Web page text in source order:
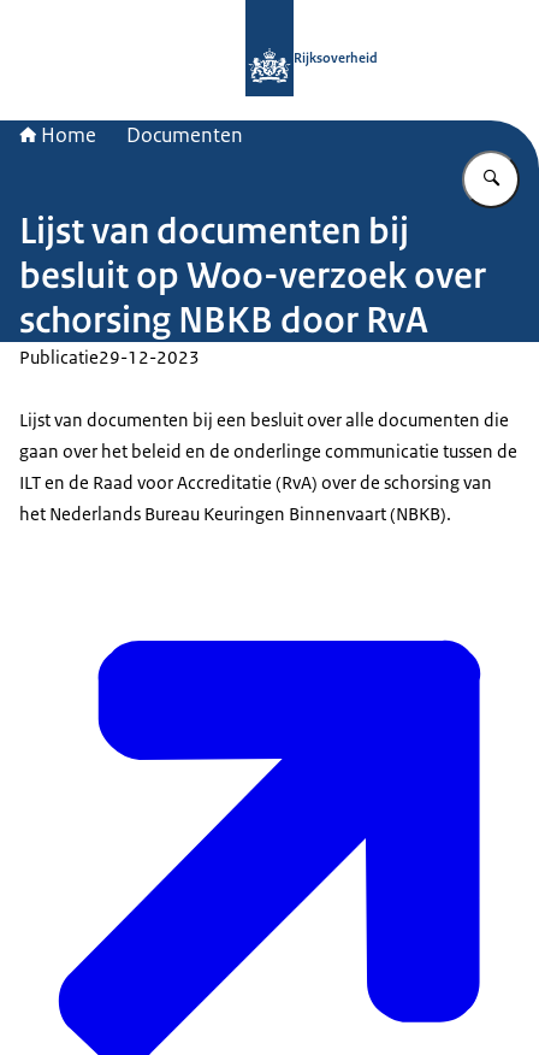
Rijksoverheid
Home Documenten
Lijst van documenten bij
besluit op Woo-verzoek over
schorsing NBKB door RvA
Publicatie29-12-2023
Lijst van documenten bij een besluit over alle documenten die
gaan over het beleid en de onderlinge communicatie tussen de
ILT en de Raad voor Accreditatie (RvA) over de schorsing van
het Nederlands Bureau Keuringen Binnenvaart (NBKB).